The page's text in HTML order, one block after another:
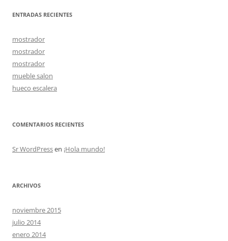
ENTRADAS RECIENTES
mostrador
mostrador
mostrador
mueble salon
hueco escalera
COMENTARIOS RECIENTES
Sr WordPressen ¡Hola mundo!
ARCHIVOS
noviembre 2015
julio 2014
enero 2014